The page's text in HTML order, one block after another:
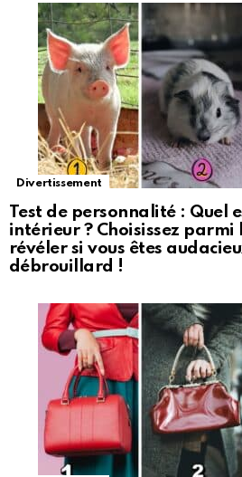
Divertissement
Test de personnalité : Quel
intérieur ? Choisissez parmi
révéler si vous êtes
débrouillard !